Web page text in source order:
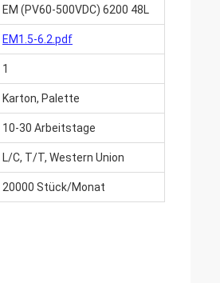
EM (PV60-500VDC) 6200 48L
EM1.5-6.2.pdf
1
Karton, Palette
10-30 Arbeitstage
L/C, T/T, Western Union
20000 Stück/Monat